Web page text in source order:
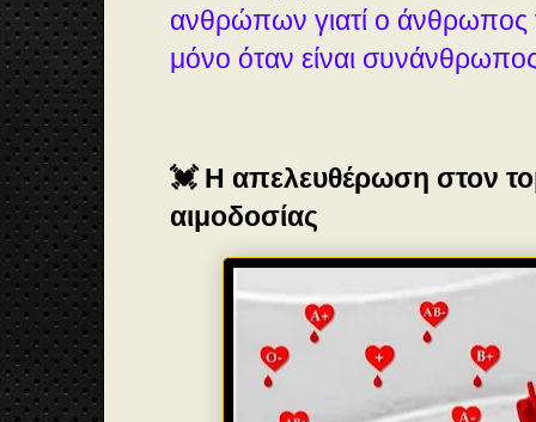
ανθρώπων γιατί ο άνθρωπος
μόνο όταν είναι
💓 Η απελευθέρωση στον
αιμοδοσίας